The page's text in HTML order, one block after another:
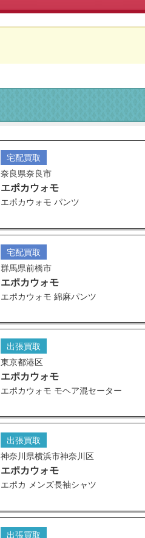
宅配買取
奈良県奈良市
エポカウォモ
エポカウォモ パンツ
宅配買取
群馬県前橋市
エポカウォモ
エポカウォモ 綿麻パンツ
出張買取
東京都港区
エポカウォモ
エポカウォモ モヘア混セーター
出張買取
神奈川県横浜市神奈川区
エポカウォモ
エポカ メンズ長袖シャツ
出張買取